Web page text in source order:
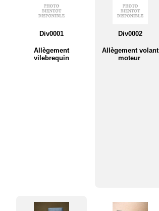
Div0001
Allègement
vilebrequin
Div0002
Allègement volant
moteur